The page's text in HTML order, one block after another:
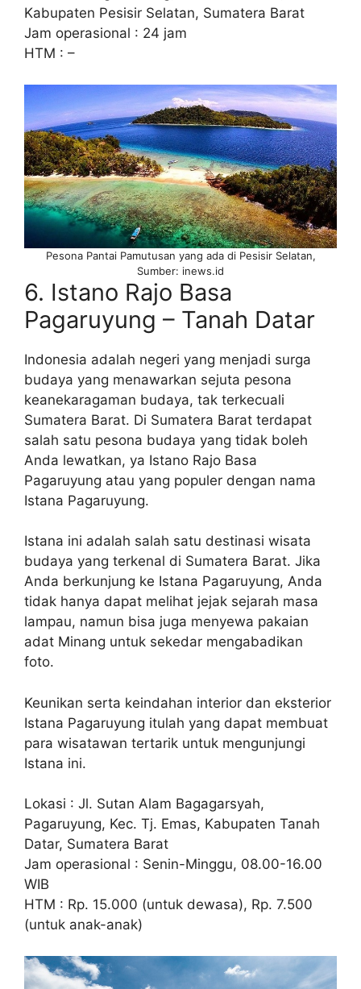
Kabupaten Pesisir Selatan, Sumatera Barat
Jam operasional : 24 jam
HTM : –
Pesona Pantai Pamutusan yang ada di Pesisir Selatan,
Sumber: inews.id
6. Istano Rajo Basa
Pagaruyung – Tanah Datar
Indonesia adalah negeri yang menjadi surga
budaya yang menawarkan sejuta pesona
keanekaragaman budaya, tak terkecuali
Sumatera Barat. Di Sumatera Barat terdapat
salah satu pesona budaya yang tidak boleh
Anda lewatkan, ya Istano Rajo Basa
Pagaruyung atau yang populer dengan nama
Istana Pagaruyung.
Istana ini adalah salah satu destinasi wisata
budaya yang terkenal di Sumatera Barat. Jika
Anda berkunjung ke Istana Pagaruyung, Anda
tidak hanya dapat melihat jejak sejarah masa
lampau, namun bisa juga menyewa pakaian
adat Minang untuk sekedar mengabadikan
foto.
Keunikan serta keindahan interior dan eksterior
Istana Pagaruyung itulah yang dapat membuat
para wisatawan tertarik untuk mengunjungi
Istana ini.
Lokasi : Jl. Sutan Alam Bagagarsyah,
Pagaruyung, Kec. Tj. Emas, Kabupaten Tanah
Datar, Sumatera Barat
Jam operasional : Senin-Minggu, 08.00-16.00
WIB
HTM : Rp. 15.000 (untuk dewasa), Rp. 7.500
(untuk anak-anak)